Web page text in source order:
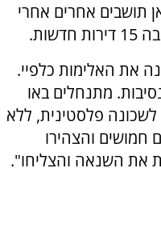
תושבים אחרים אחרי
את האלימות כלפיי.
מתנחלים באו
לשכונה פלסטינית, ללא
חמושים והצהירו
את השנאה והצליחו".